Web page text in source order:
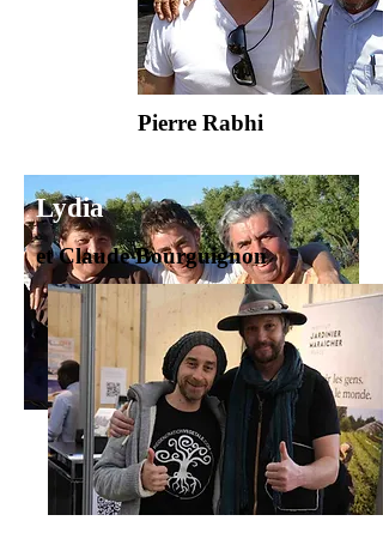
Pierre Rabhi
Lydia
et Claude Bourguignon